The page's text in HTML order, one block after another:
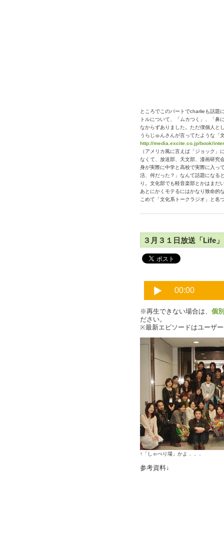
ところでこのパートでcharlieも話題
トルについて、「ムカつく」、「鼻
なからずありました。ただ僕個人と
うらじゅんさんが言ってたような「
http://media.excite.co.jp/book/
（アメリカ風に言えば「ジョック
なくて、放送部、天文部、漫画研究
身が実際に中学と高校で実際に入っ
活、何だった？」なんて話題になる
り。文化部でも軽音楽部とかはまだ
あとにかくモテるにはかなり致命的
こめて「文化系トークラジオ」と名
３月３１日放送「Life
※再生できない場合は、 個
ださい。
※最新エピソードはユーザ
↑「しゃべり場」かよ．．．
参考資料↓